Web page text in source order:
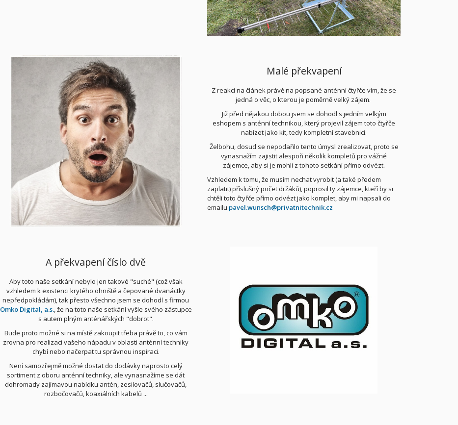
Malé překvapení
Z reakcí na článek právě na popsané anténní čtyřče vím, že se
jedná o věc, o kterou je poměrně velký zájem.
Již před nějakou dobou jsem se dohodl s jedním velkým
eshopem s anténní technikou, který projevil zájem toto čtyřče
nabízet jako kit, tedy kompletní stavebnici.
Želbohu, dosud se nepodařilo tento úmysl zrealizovat, proto se
vynasnažím zajistit alespoň několik kompletů pro vážné
zájemce, aby si je mohli z tohoto setkání přímo odvézt.
Vzhledem k tomu, že musím nechat vyrobit (a také předem
zaplatit) příslušný počet držáků), poprosil ty zájemce, kteří by si
chtěli toto čtyřče přímo odvézt jako komplet, aby mi napsali do
emailu pavel.wunsch@privatnitechnik.cz
A překvapení číslo dvě
Aby toto naše setkání nebylo jen takové "suché" (což však
vzhledem k existenci krytého ohniště a čepované dvanáctky
nepředpokládám), tak přesto všechno jsem se dohodl s firmou
Omko Digital, a.s., že na toto naše setkání vyšle svého zástupce
s autem plným anténářských "dobrot".
Bude proto možné si na místě zakoupit třeba právě to, co vám
zrovna pro realizaci vašeho nápadu v oblasti anténní techniky
chybí nebo načerpat tu správnou inspiraci.
Není samozřejmě možné dostat do dodávky naprosto celý
sortiment z oboru anténní techniky, ale vynasnažíme se dát
dohromady zajímavou nabídku antén, zesilovačů, slučovačů,
rozbočovačů, koaxiálních kabelů ...